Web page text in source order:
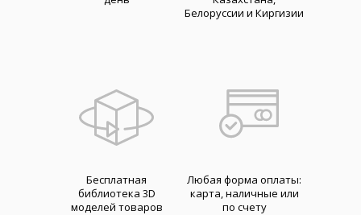
Белоруссии и Киргизии
Бесплатная
библиотека 3D
моделей товаров
Любая форма оплаты:
карта, наличные или
по счету